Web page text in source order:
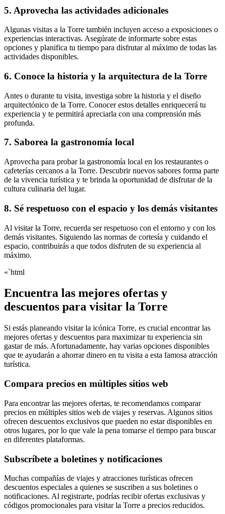
5. Aprovecha las actividades adicionales
Algunas visitas a la Torre también incluyen acceso a exposiciones o
experiencias interactivas. Asegúrate de informarte sobre estas
opciones y planifica tu tiempo para disfrutar al máximo de todas las
actividades disponibles.
6. Conoce la historia y la arquitectura de la Torre
Antes o durante tu visita, investiga sobre la historia y el diseño
arquitectónico de la Torre. Conocer estos detalles enriquecerá tu
experiencia y te permitirá apreciarla con una comprensión más
profunda.
7. Saborea la gastronomía local
Aprovecha para probar la gastronomía local en los restaurantes o
cafeterías cercanos a la Torre. Descubrir nuevos sabores forma parte
de la vivencia turística y te brinda la oportunidad de disfrutar de la
cultura culinaria del lugar.
8. Sé respetuoso con el espacio y los demás visitantes
Al visitar la Torre, recuerda ser respetuoso con el entorno y con los
demás visitantes. Siguiendo las normas de cortesía y cuidando el
espacio, contribuirás a que todos disfruten de su experiencia al
máximo.
«`html
Encuentra las mejores ofertas y
descuentos para visitar la Torre
Si estás planeando visitar la icónica Torre, es crucial encontrar las
mejores ofertas y descuentos para maximizar tu experiencia sin
gastar de más. Afortunadamente, hay varias opciones disponibles
que te ayudarán a ahorrar dinero en tu visita a esta famosa atracción
turística.
Compara precios en múltiples sitios web
Para encontrar las mejores ofertas, te recomendamos comparar
precios en múltiples sitios web de viajes y reservas. Algunos sitios
ofrecen descuentos exclusivos que pueden no estar disponibles en
otros lugares, por lo que vale la pena tomarse el tiempo para buscar
en diferentes plataformas.
Subscríbete a boletines y notificaciones
Muchas compañías de viajes y atracciones turísticas ofrecen
descuentos especiales a quienes se suscriben a sus boletines o
notificaciones. Al registrarte, podrías recibir ofertas exclusivas y
códigos promocionales para visitar la Torre a precios reducidos.